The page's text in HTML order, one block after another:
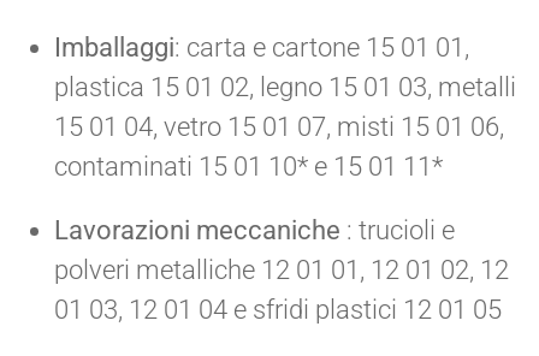
Imballaggi: carta e cartone 15 01 01,
plastica 15 01 02, legno 15 01 03, metalli
15 01 04, vetro 15 01 07, misti 15 01 06,
contaminati 15 01 10* e 15 01 11*
Lavorazioni meccaniche : trucioli e
polveri metalliche 12 01 01, 12 01 02, 12
01 03, 12 01 04 e sfridi plastici 12 01 05